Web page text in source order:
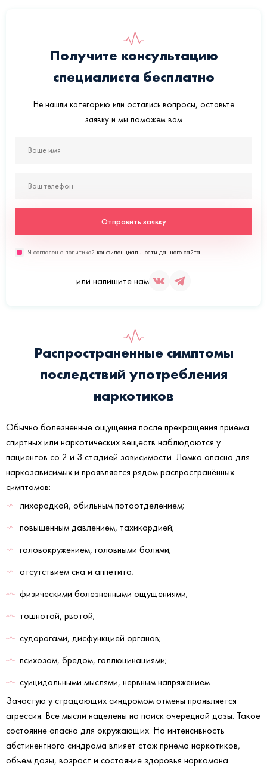
Получите консультацию
специалиста бесплатно
Не нашли категорию или остались вопросы, оставьте
заявку и мы поможем вам
Отправить заявку
Я согласен с политикой конфиденциальности данного сайта
или напишите нам
Распространенные симптомы
последствий употребления
наркотиков
Обычно болезненные ощущения после прекращения приёма
спиртных или наркотических веществ наблюдаются у
пациентов со 2 и 3 стадией зависимости. Ломка опасна для
наркозависимых и проявляется рядом распространённых
симптомов:
лихорадкой, обильным потоотделением;
повышенным давлением, тахикардией;
головокружением, головными болями;
отсутствием сна и аппетита;
физическими болезненными ощущениями;
тошнотой, рвотой;
судорогами, дисфункцией органов;
психозом, бредом, галлюцинациями;
суицидальными мыслями, нервным напряжением.
Зачастую у страдающих синдромом отмены проявляется
агрессия. Все мысли нацелены на поиск очередной дозы. Такое
состояние опасно для окружающих. На интенсивность
абстинентного синдрома влияет стаж приёма наркотиков,
объём дозы, возраст и состояние здоровья наркомана.